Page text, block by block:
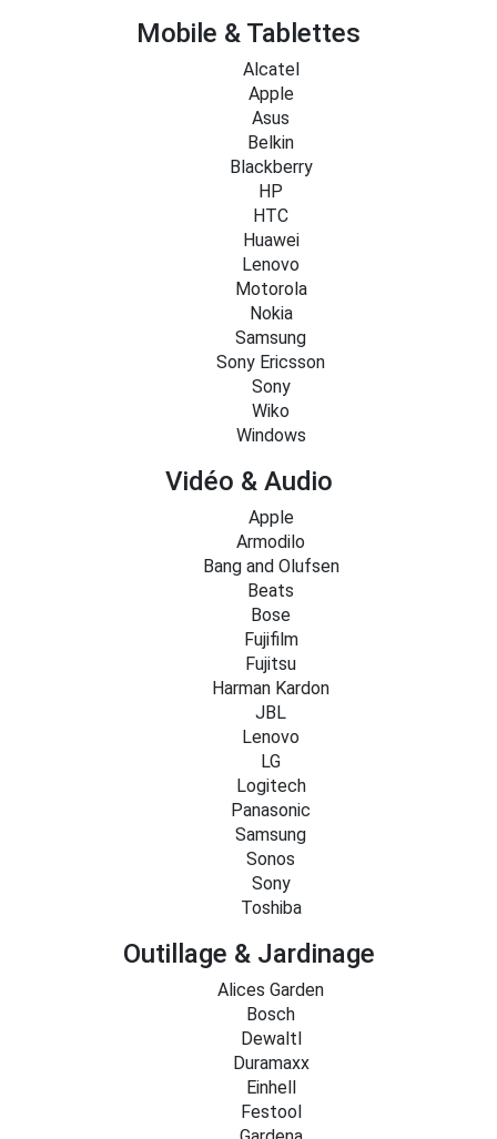
Mobile & Tablettes
Alcatel
Apple
Asus
Belkin
Blackberry
HP
HTC
Huawei
Lenovo
Motorola
Nokia
Samsung
Sony Ericsson
Sony
Wiko
Windows
Vidéo & Audio
Apple
Armodilo
Bang and Olufsen
Beats
Bose
Fujifilm
Fujitsu
Harman Kardon
JBL
Lenovo
LG
Logitech
Panasonic
Samsung
Sonos
Sony
Toshiba
Outillage & Jardinage
Alices Garden
Bosch
Dewaltl
Duramaxx
Einhell
Festool